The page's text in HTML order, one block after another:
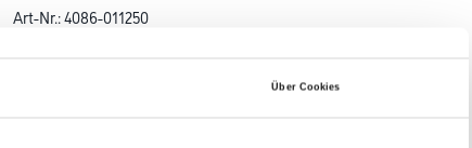
Über Cookies
Art-Nr.:4086-011250